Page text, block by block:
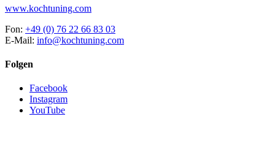
www.kochtuning.com
Fon: +49 (0) 76 22 66 83 03
E-Mail: info@kochtuning.com
Folgen
Facebook
Instagram
YouTube